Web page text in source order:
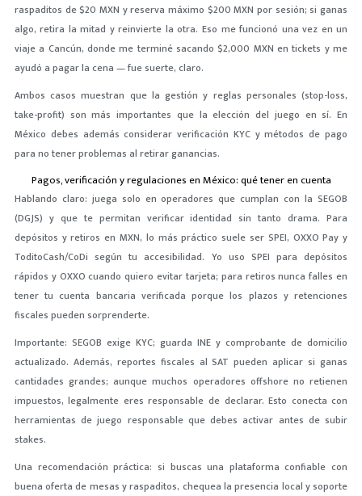
raspaditos de $20 MXN y reserva máximo $200 MXN por sesión; si ganas
algo, retira la mitad y reinvierte la otra. Eso me funcionó una vez en un
viaje a Cancún, donde me terminé sacando $2,000 MXN en tickets y me
ayudó a pagar la cena — fue suerte, claro.
Ambos casos muestran que la gestión y reglas personales (stop-loss,
take-profit) son más importantes que la elección del juego en sí. En
México debes además considerar verificación KYC y métodos de pago
para no tener problemas al retirar ganancias.
Pagos, verificación y regulaciones en México: qué tener en cuenta
Hablando claro: juega solo en operadores que cumplan con la SEGOB
(DGJS) y que te permitan verificar identidad sin tanto drama. Para
depósitos y retiros en MXN, lo más práctico suele ser SPEI, OXXO Pay y
ToditoCash/CoDi según tu accesibilidad. Yo uso SPEI para depósitos
rápidos y OXXO cuando quiero evitar tarjeta; para retiros nunca falles en
tener tu cuenta bancaria verificada porque los plazos y retenciones
fiscales pueden sorprenderte.
Importante: SEGOB exige KYC; guarda INE y comprobante de domicilio
actualizado. Además, reportes fiscales al SAT pueden aplicar si ganas
cantidades grandes; aunque muchos operadores offshore no retienen
impuestos, legalmente eres responsable de declarar. Esto conecta con
herramientas de juego responsable que debes activar antes de subir
stakes.
Una recomendación práctica: si buscas una plataforma confiable con
buena oferta de mesas y raspaditos, chequea la presencia local y soporte